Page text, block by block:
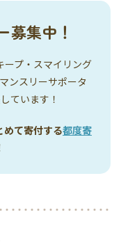
募集中！
プ・スマイリング
ンスリーサポータ
ています！
めて寄付する都度寄